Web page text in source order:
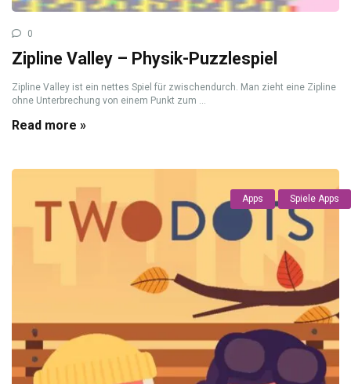
0
Zipline Valley – Physik-Puzzlespiel
Zipline Valley ist ein nettes Spiel für zwischendurch. Man zieht eine Zipline
ohne Unterbrechung von einem Punkt zum ...
Read more »
Apps Spiele Apps